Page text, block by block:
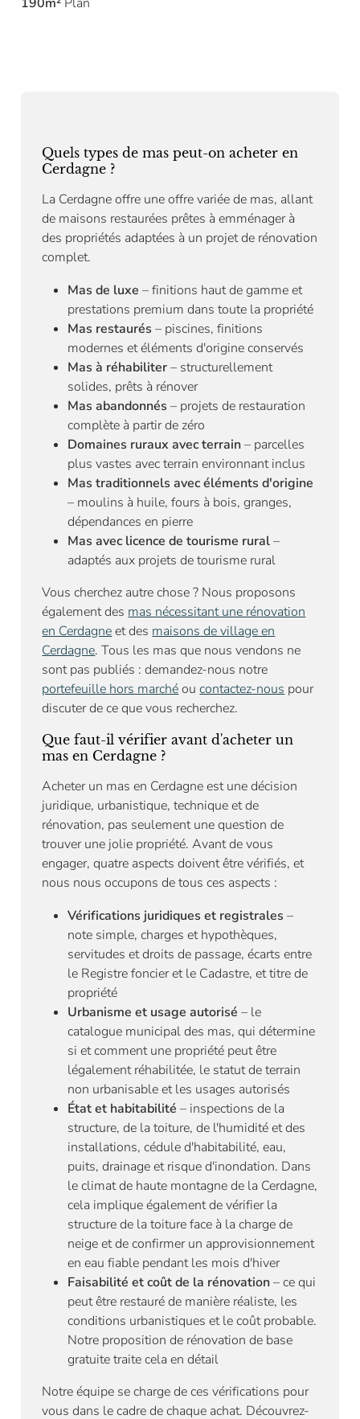
Quels types de mas peut-on acheter en
Cerdagne ?
La Cerdagne offre une offre variée de mas, allant
de maisons restaurées prêtes à emménager à
des propriétés adaptées à un projet de rénovation
complet.
Mas de luxe – finitions haut de gamme et
prestations premium dans toute la propriété
Mas restaurés – piscines, finitions
modernes et éléments d'origine conservés
Mas à réhabiliter– structurellement
solides, prêts à rénover
Mas abandonnés – projets de restauration
complète à partir de zéro
Domaines ruraux avec terrain– parcelles
plus vastes avec terrain environnant inclus
Mas traditionnels avec éléments d'origine
– moulins à huile, fours à bois, granges,
dépendances en pierre
Mas avec licence de tourisme rural–
adaptés aux projets de tourisme rural
Vous cherchez autre chose ? Nous proposons
également des mas nécessitant une rénovation
en Cerdagneet des maisons de village en
Cerdagne. Tous les mas que nous vendons ne
sont pas publiés : demandez-nous notre
portefeuille hors marchéoucontactez-nous pour
discuter de ce que vous recherchez.
Que faut-il vérifier avant d'acheter un
mas en Cerdagne ?
Acheter un mas en Cerdagne est une décision
juridique, urbanistique, technique et de
rénovation, pas seulement une question de
trouver une jolie propriété. Avant de vous
engager, quatre aspects doivent être vérifiés, et
nous nous occupons de tous ces aspects :
Vérifications juridiques et registrales –
note simple, charges et hypothèques,
servitudes et droits de passage, écarts entre
le Registre foncier et le Cadastre, et titre de
propriété
Urbanisme et usage autorisé – le
catalogue municipal des mas, qui détermine
si et comment une propriété peut être
légalement réhabilitée, le statut de terrain
non urbanisable et les usages autorisés
État et habitabilité – inspections de la
structure, de la toiture, de l'humidité et des
installations, cédule d'habitabilité, eau,
puits, drainage et risque d'inondation. Dans
le climat de haute montagne de la Cerdagne,
cela implique également de vérifier la
structure de la toiture face à la charge de
neige et de confirmer un approvisionnement
en eau fiable pendant les mois d'hiver
Faisabilité et coût de la rénovation– ce qui
peut être restauré de manière réaliste, les
conditions urbanistiques et le coût probable.
Notre proposition de rénovation de base
gratuite traite cela en détail
Notre équipe se charge de ces vérifications pour
vous dans le cadre de chaque achat. Découvrez-